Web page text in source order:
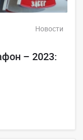
Новости
– 2023: